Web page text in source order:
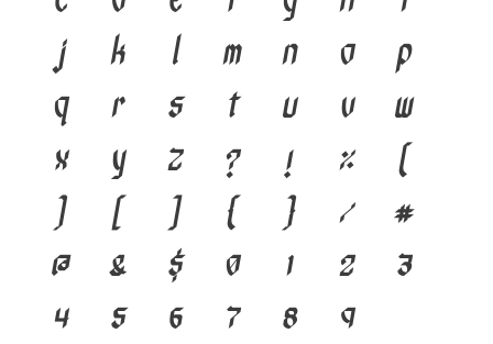
j
k l m n o
p
q
r s t u v
w
x
y z ? ! %
(
)
[ ] { } /
#
@
& $ 0 1 2
3
4
5 6 7 8 9